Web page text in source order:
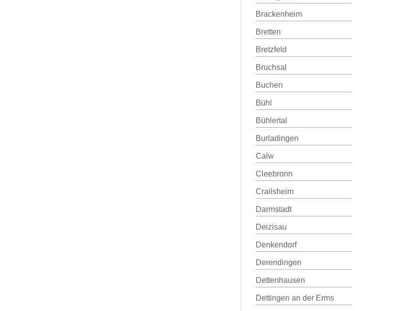
Brackenheim
Bretten
Bretzfeld
Bruchsal
Buchen
Bühl
Bühlertal
Burladingen
Calw
Cleebronn
Crailsheim
Darmstadt
Deizisau
Denkendorf
Derendingen
Dettenhausen
Dettingen an der Erms